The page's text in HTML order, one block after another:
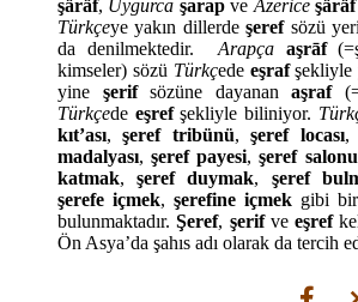
şäräf, Uygurca şarapve Azerice şäräf
Türkçeye yakın dillerdeşerefsözü
da denilmektedir. Arapça aşrāf
kimseler) sözü Türkçede eşrafşekliyle
yine şerifsözüne dayananaşraf
Türkçede eşrefşekliyle biliniyor.
kıt’ası,şeref tribünü,şeref locası
madalyası,şeref payesi,şeref salonu
katmak,şeref duymak, şeref
şerefe içmek, şerefine içmek gibi
bulunmaktadır.Şeref, şerifve eşref
Ön Asya’da şahıs adı olarak da tercih